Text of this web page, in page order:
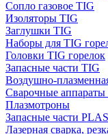
Сопло газовое TIG
Изоляторы TIG
Заглушки TIG
Наборы для TIG
Головки TIG горелок
Запасные части TIG
Воздушно-
Сварочные
Плазмотроны
Запасные части
Лазерная сварка,